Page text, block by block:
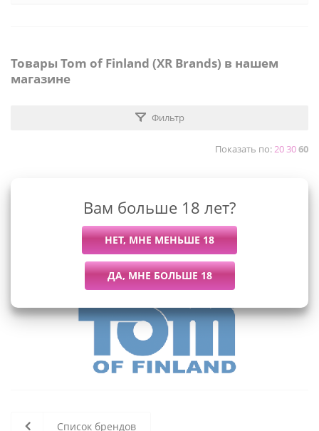
Товары Tom of Finland (XR Brands) в нашем
магазине
Фильтр
Показать по:203060
К сожалению, раздел пуст
В данный момент нет активных
товаров
Список брендов
Вам больше 18 лет?